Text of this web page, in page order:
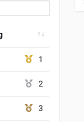
1
2
3